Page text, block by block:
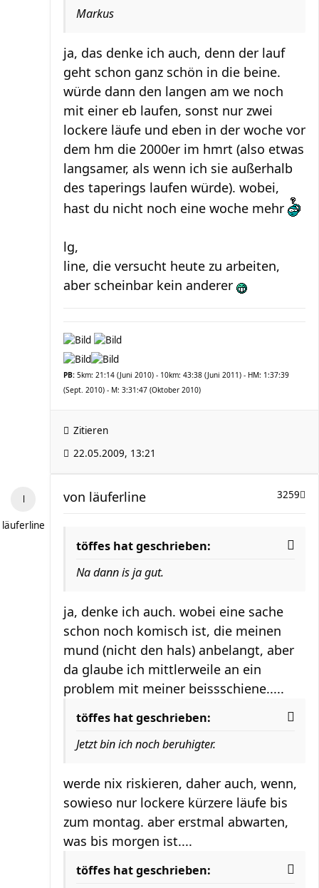
Markus
ja, das denke ich auch, denn der lauf
geht schon ganz schön in die beine.
würde dann den langen am we noch
mit einer eb laufen, sonst nur zwei
lockere läufe und eben in der woche vor
dem hm die 2000er im hmrt (also etwas
langsamer, als wenn ich sie außerhalb
des taperings laufen würde). wobei,
hast du nicht noch eine woche mehr
lg,
line, die versucht heute zu arbeiten,
aber scheinbar kein anderer
PB: 5km: 21:14 (Juni 2010) - 10km: 43:38 (Juni 2011) - HM: 1:37:39
(Sept. 2010) - M: 3:31:47 (Oktober 2010)
Zitieren
22.05.2009, 13:21
läuferline
3259
von läuferline
töffes hat geschrieben:
Na dann is ja gut.
ja, denke ich auch. wobei eine sache
schon noch komisch ist, die meinen
mund (nicht den hals) anbelangt, aber
da glaube ich mittlerweile an ein
problem mit meiner beissschiene.....
töffes hat geschrieben:
Jetzt bin ich noch beruhigter.
werde nix riskieren, daher auch, wenn,
sowieso nur lockere kürzere läufe bis
zum montag. aber erstmal abwarten,
was bis morgen ist....
töffes hat geschrieben: